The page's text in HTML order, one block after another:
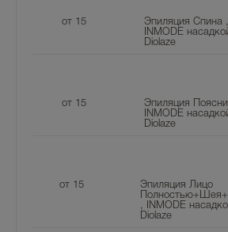
от 15
Эпиляция Спина ,
INMODE
Diolaze
от 15
Эпиляция
INMODE
Diolaze
от 15
Эпиляция Лицо
, INMODE
Diolaze